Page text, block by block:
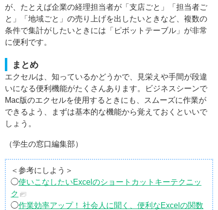
が、たとえば企業の経理担当者が「支店ごと」「担当者ご
と」「地域ごと」の売り上げを出したいときなど、複数の
条件で集計がしたいときには「ピボットテーブル」が非常
に便利です。
まとめ
エクセルは、知っているかどうかで、見栄えや手間が段違
いになる便利機能がたくさんあります。ビジネスシーンで
Mac版のエクセルを使用するときにも、スムーズに作業が
できるよう、まずは基本的な機能から覚えておくといいで
しょう。
（学生の窓口編集部）
＜参考にしよう＞
◯使いこなしたいExcelのショートカットキーテクニッ
ク
◯作業効率アップ！ 社会人に聞く、便利なExcelの関数